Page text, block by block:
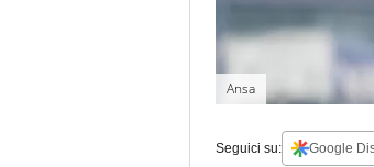
Ansa
Seguici su: Google